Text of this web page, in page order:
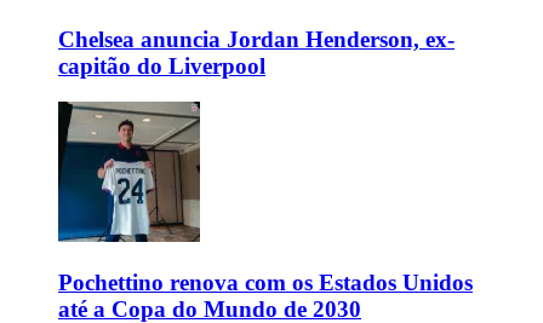
Chelsea anuncia Jordan Henderson, ex-
capitão do Liverpool
Pochettino renova com os Estados Unidos
até a Copa do Mundo de 2030